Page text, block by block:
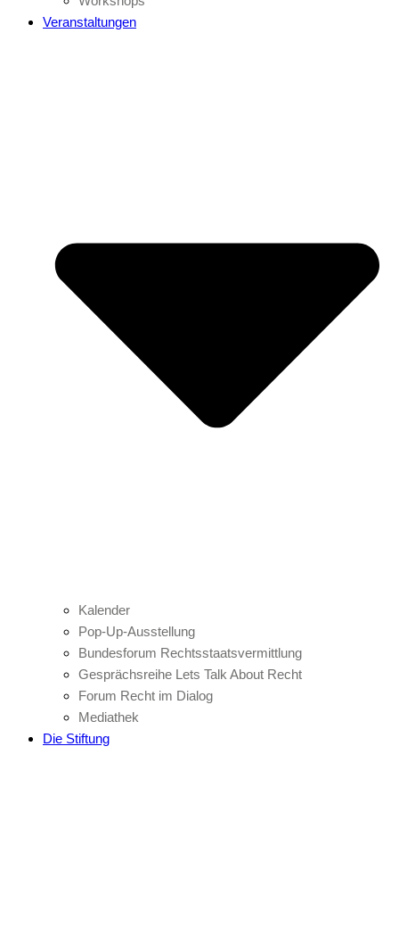
Veranstaltungen
Kalender
Pop-Up-Ausstellung
Bundesforum Rechtsstaatsvermittlung
Gesprächsreihe Lets Talk About Recht
Forum Recht im Dialog
Mediathek
Die Stiftung